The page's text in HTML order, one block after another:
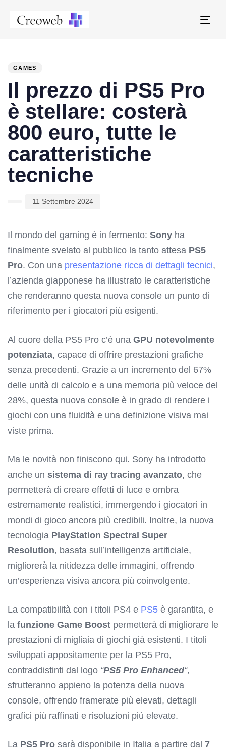
GAMES
Il prezzo di PS5 Pro
è stellare: costerà
800 euro, tutte le
caratteristiche
tecniche
11 Settembre 2024
Il mondo del gaming è in fermento: Sony ha
finalmente svelato al pubblico la tanto attesa PS5
Pro. Con una presentazione ricca di dettagli tecnici,
l’azienda giapponese ha illustrato le caratteristiche
che renderanno questa nuova console un punto di
riferimento per i giocatori più esigenti.
Al cuore della PS5 Pro c’è una GPU notevolmente
potenziata, capace di offrire prestazioni grafiche
senza precedenti. Grazie a un incremento del 67%
delle unità di calcolo e a una memoria più veloce del
28%, questa nuova console è in grado di rendere i
giochi con una fluidità e una definizione visiva mai
viste prima.
Ma le novità non finiscono qui. Sony ha introdotto
anche un sistema di ray tracing avanzato, che
permetterà di creare effetti di luce e ombra
estremamente realistici, immergendo i giocatori in
mondi di gioco ancora più credibili. Inoltre, la nuova
tecnologia PlayStation Spectral Super
Resolution, basata sull’intelligenza artificiale,
migliorerà la nitidezza delle immagini, offrendo
un’esperienza visiva ancora più coinvolgente.
La compatibilità con i titoli PS4 e PS5 è garantita, e
la funzione Game Boost permetterà di migliorare le
prestazioni di migliaia di giochi già esistenti. I titoli
sviluppati appositamente per la PS5 Pro,
contraddistinti dal logo “PS5 Pro Enhanced“,
sfrutteranno appieno la potenza della nuova
console, offrendo framerate più elevati, dettagli
grafici più raffinati e risoluzioni più elevate.
La PS5 Pro sarà disponibile in Italia a partire dal 7